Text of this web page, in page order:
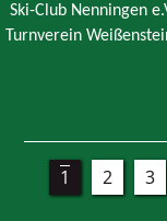
Ski-Club Nenningen
Turnverein
1
2 3